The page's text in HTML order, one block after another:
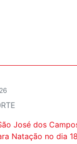
José dos
Natação no dia 18